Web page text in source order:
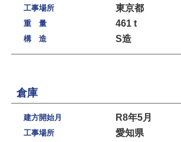
工事場所 東京都
重 量 461 t
構 造 S造
倉庫
建方開始月 R8年5月
工事場所 愛知県